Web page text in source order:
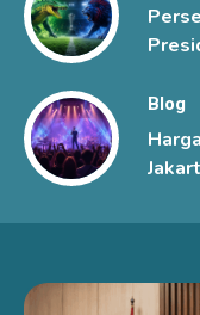
Blog